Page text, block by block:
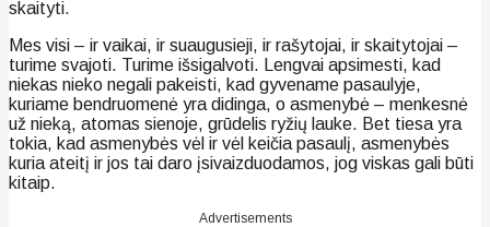
skaityti.
Mes visi – ir vaikai, ir suaugusieji, ir rašytojai, ir skaitytojai –
turime svajoti. Turime išsigalvoti. Lengvai apsimesti, kad
niekas nieko negali pakeisti, kad gyvename pasaulyje,
kuriame bendruomenė yra didinga, o asmenybė – menkesnė
už nieką, atomas sienoje, grūdelis ryžių lauke. Bet tiesa yra
tokia, kad asmenybės vėl ir vėl keičia pasaulį, asmenybės
kuria ateitį ir jos tai daro įsivaizduodamos, jog viskas gali būti
kitaip.
Advertisements